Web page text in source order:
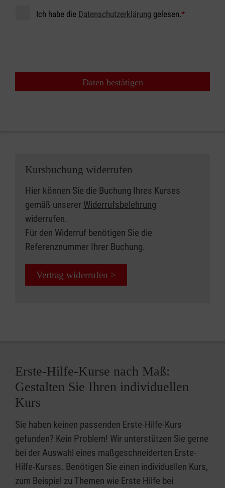
Ich habe die Datenschutzerklärung gelesen.*
Daten bestätigen
Kursbuchung widerrufen
Hier können Sie die Buchung Ihres Kurses
gemäß unserer Widerrufsbelehrung
widerrufen.
Für den Widerruf benötigen Sie die
Referenznummer Ihrer Buchung.
Vertrag widerrufen >
Erste-Hilfe-Kurse nach Maß:
Gestalten Sie Ihren individuellen
Kurs
Sie haben keinen passenden Erste-Hilfe-Kurs
gefunden? Kein Problem! Wir unterstützen Sie gerne
bei der Auswahl eines maßgeschneiderten Erste-
Hilfe-Kurses. Benötigen Sie einen individuellen Kurs,
zum Beispiel zu Themen wie Erste Hilfe bei